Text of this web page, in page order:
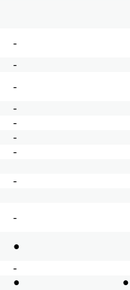
-
-
-
-
-
-
-
-
-
●
-
●
●